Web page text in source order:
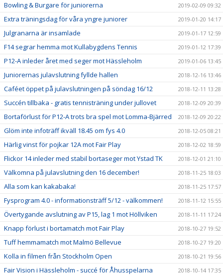
Bowling & Burgare för juniorerna 2019-02-09 09:32
Extra träningsdag för våra yngre juniorer 2019-01-20 14:17
Julgranarna är insamlade 2019-01-17 12:59
F14 segrar hemma mot Kullabygdens Tennis 2019-01-12 17:39
P12-A inleder året med seger mot Hässleholm 2019-01-06 13:45
Juniorernas julavslutning fyllde hallen 2018-12-16 13:46
Caféet öppet på julavslutningen på söndag 16/12 2018-12-11 13:28
Succén tillbaka - gratis tennisträning under jullovet 2018-12-09 20:39
Bortaförlust för P12-A trots bra spel mot Lomma-Bjärred 2018-12-09 20:22
Glöm inte infoträff ikväll 18.45 om fys 4.0 2018-12-05 08:21
Härlig vinst för pojkar 12A mot Fair Play 2018-12-02 18:59
Flickor 14 inleder med stabil bortaseger mot Ystad TK 2018-12-01 21:10
Välkomna på julavslutning den 16 december! 2018-11-25 18:03
Alla som kan kakabaka! 2018-11-25 17:57
Fysprogram 4.0 - informationsträff 5/12 - välkommen! 2018-11-12 15:55
Övertygande avslutning av P15, lag 1 mot Höllviken 2018-11-11 17:24
Knapp förlust i bortamatch mot Fair Play 2018-10-27 19:52
Tuff hemmamatch mot Malmö Bellevue 2018-10-27 19:20
Kolla in filmen från Stockholm Open 2018-10-21 19:56
Fair Vision i Hässleholm - succé för Åhusspelarna 2018-10-14 17:35